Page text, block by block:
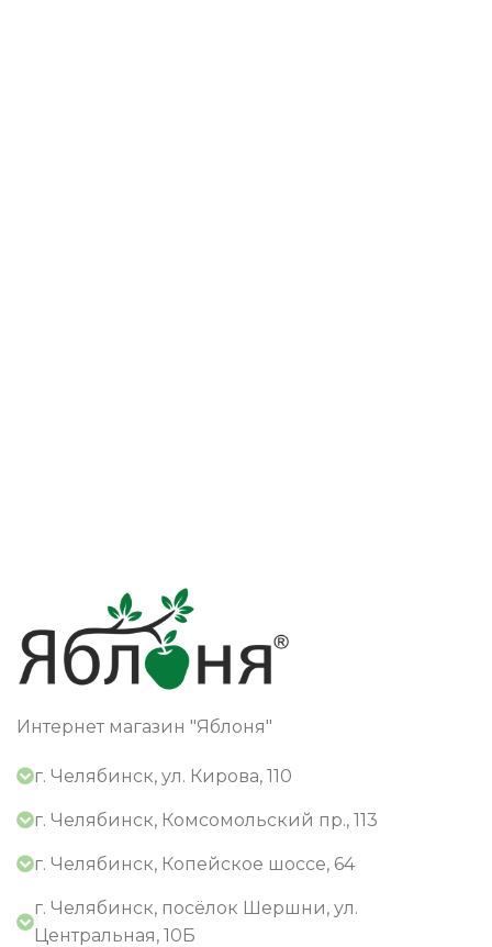
Интернет магазин "Яблоня"
г. Челябинск, ул. Кирова, 110
г. Челябинск, Комсомольский пр., 113
г. Челябинск, Копейское шоссе, 64
г. Челябинск, посёлок Шершни, ул.
Центральная, 10Б